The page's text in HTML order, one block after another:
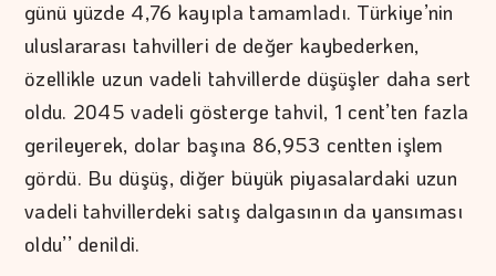
günü yüzde 4,76 kayıpla tamamladı. Türkiye’nin
uluslararası tahvilleri de değer kaybederken,
özellikle uzun vadeli tahvillerde düşüşler daha sert
oldu. 2045 vadeli gösterge tahvil, 1 cent’ten fazla
gerileyerek, dolar başına 86,953 centten işlem
gördü. Bu düşüş, diğer büyük piyasalardaki uzun
vadeli tahvillerdeki satış dalgasının da yansıması
oldu’’ denildi.